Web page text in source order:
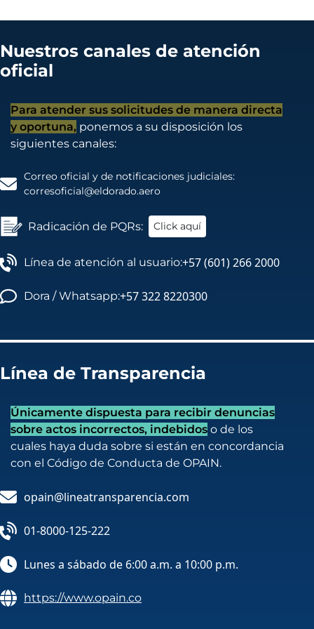
Nuestros canales de atención
oficial
Para atender sus solicitudes de manera directa
y oportuna, ponemos a su disposición los
siguientes canales:
Correo oficial y de notificaciones judiciales:
corresoficial@eldorado.aero
Radicación de PQRs: Click aquí
Línea de atención al usuario:+57 (601) 266 2000
Dora / Whatsapp:+57 322 8220300
Línea de Transparencia
Únicamente dispuesta para recibir denuncias
sobre actos incorrectos, indebidos o de los
cuales haya duda sobre si están en concordancia
con el Código de Conducta de OPAIN.
opain@lineatransparencia.com
01-8000-125-222
Lunes a sábado de 6:00 a.m. a 10:00 p.m.
https://www.opain.co